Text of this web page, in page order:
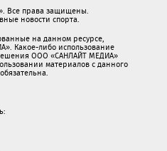
Все права защищены.
новости спорта.
на данном ресурсе,
Какое-либо использование
ООО «САНЛАЙТ МЕДИА»
материалов с данного